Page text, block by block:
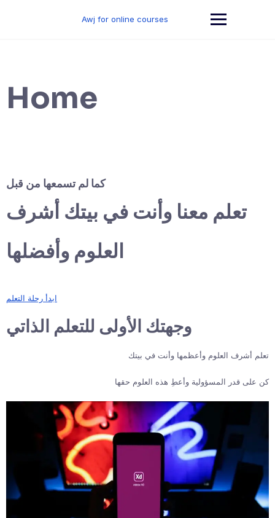
Awj for online courses
Home
كما لم تسمعها من قبل
تعلم معنا وأنت في بيتك أشرف
العلوم وأفضلها
ابدأ رحلة التعلم
وجهتك الأولى للتعلم الذاتي
تعلم أشرف العلوم وأعظمها وأنت في بيتك
كن على قدر المسؤولية وأعطِ هذه العلوم حقها